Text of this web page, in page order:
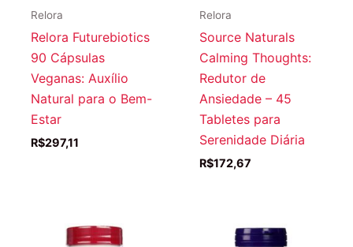
Relora
Relora Futurebiotics
90 Cápsulas
Veganas: Auxílio
Natural para o Bem-
Estar
R$297,11
Relora
Source Naturals
Calming Thoughts:
Redutor de
Ansiedade – 45
Tabletes para
Serenidade Diária
R$172,67